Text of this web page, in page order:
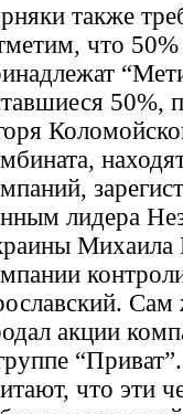
также
что 50%
50%,
лидера
Михаила
Сам
акции
что эти